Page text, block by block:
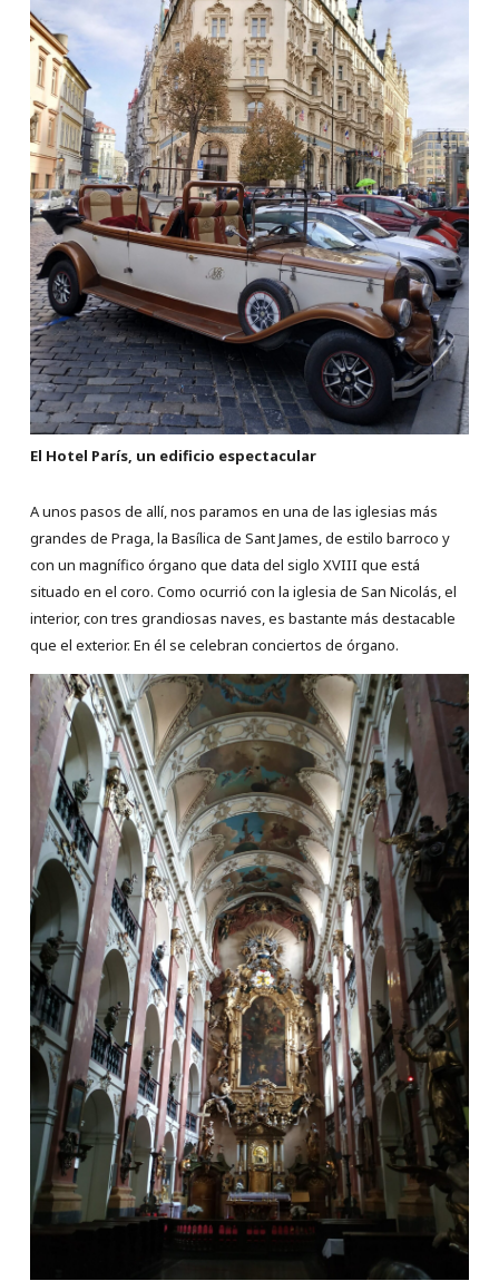
El Hotel París, un edificio espectacular
A unos pasos de allí, nos paramos en una de las iglesias más
grandes de Praga, la Basílica de Sant James, de estilo barroco y
con un magnífico órgano que data del siglo XVIII que está
situado en el coro. Como ocurrió con la iglesia de San Nicolás, el
interior, con tres grandiosas naves, es bastante más destacable
que el exterior. En él se celebran conciertos de órgano.